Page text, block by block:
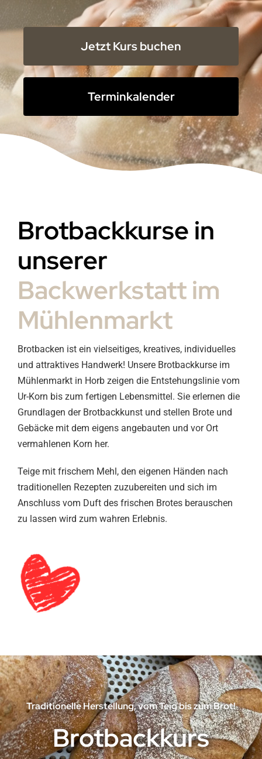
Jetzt Kurs buchen
Terminkalender
Brotbackkurse in
unserer
Backwerkstatt im
Mühlenmarkt
Brotbacken ist ein vielseitiges, kreatives, individuelles
und attraktives Handwerk! Unsere Brotbackkurse im
Mühlenmarkt in Horb zeigen die Entstehungslinie vom
Ur-Korn bis zum fertigen Lebensmittel. Sie erlernen die
Grundlagen der Brotbackkunst und stellen Brote und
Gebäcke mit dem eigens angebauten und vor Ort
vermahlenen Korn her.
Teige mit frischem Mehl, den eigenen Händen nach
traditionellen Rezepten zuzubereiten und sich im
Anschluss vom Duft des frischen Brotes berauschen
zu lassen wird zum wahren Erlebnis.
Traditionelle Herstellung, vom Teig bis zum Brot!
Brotbackkurs